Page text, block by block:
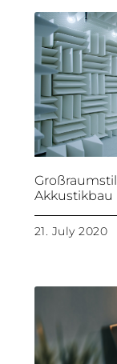
Akkustikbau
21. July 2020